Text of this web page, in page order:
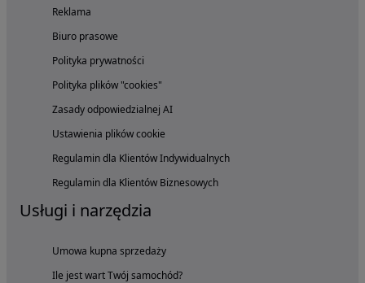
Reklama
Biuro prasowe
Polityka prywatności
Polityka plików "cookies"
Zasady odpowiedzialnej AI
Ustawienia plików cookie
Regulamin dla Klientów Indywidualnych
Regulamin dla Klientów Biznesowych
Usługi i narzędzia
Umowa kupna sprzedaży
Ile jest wart Twój samochód?